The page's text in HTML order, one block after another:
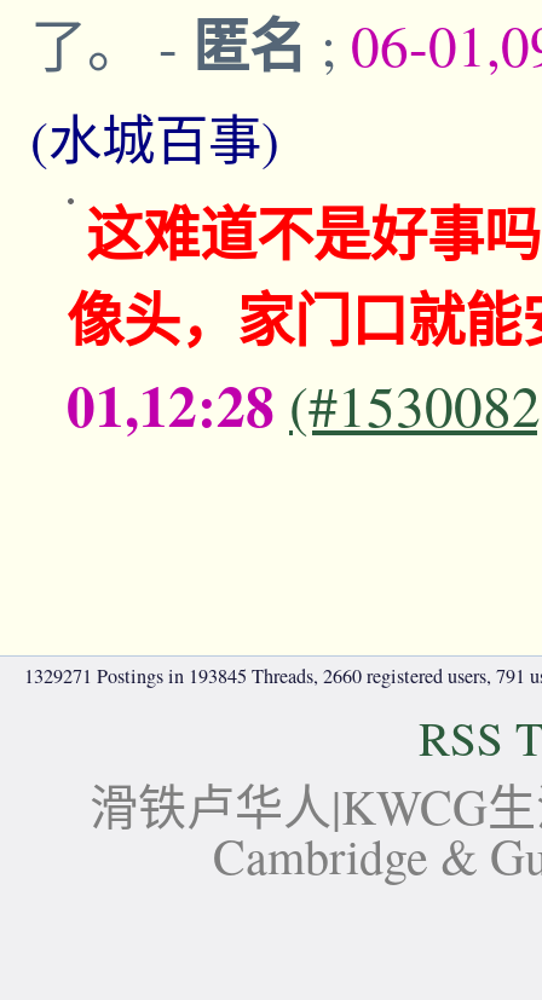
了。 - 匿名 ; 06-
(水城百事)
这难道不是好事
像头，家门口就
01,12:28
1329271 Postings in 193845 Threads, 2660 registered users, 791
RSS
滑铁卢华人|KWCG
Cambridge &